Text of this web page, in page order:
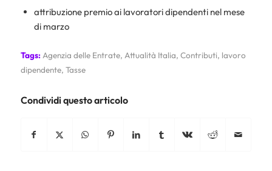
attribuzione premio ai lavoratori dipendenti nel mese
di marzo
Tags: Agenzia delle Entrate, Attualità Italia, Contributi, lavoro
dipendente, Tasse
Condividi questo articolo